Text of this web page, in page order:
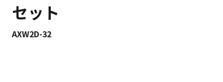
セット
AXW2D-32